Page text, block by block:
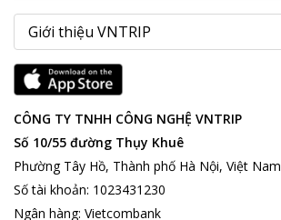
CÔNG TY TNHH CÔNG NGHỆ VNTRIP
Số 10/55 đường Thụy Khuê
Phường Tây Hồ, Thành phố Hà Nội, Việt Nam
Số tài khoản: 1023431230
Ngân hàng: Vietcombank